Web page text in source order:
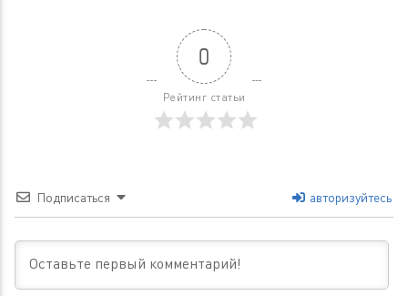
0
Рейтинг статьи
Подписаться авторизуйтесь